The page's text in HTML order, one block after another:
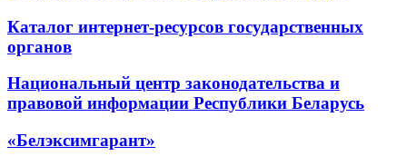
Каталог интернет-ресурсов государственных
органов
Национальный центр законодательства и
правовой информации Республики Беларусь
«Белэксимгарант»